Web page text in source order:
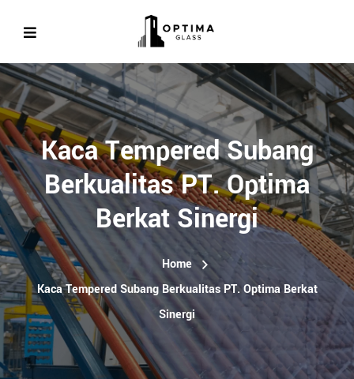
Kaca Tempered Subang
Berkualitas PT. Optima
Berkat Sinergi
Home
Kaca Tempered Subang Berkualitas PT. Optima Berkat
Sinergi